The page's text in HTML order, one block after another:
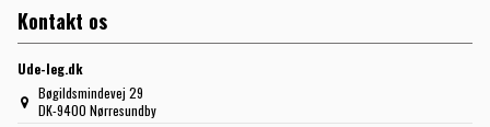
Kontakt os
Ude-leg.dk
Bøgildsmindevej 29
DK-9400 Nørresundby